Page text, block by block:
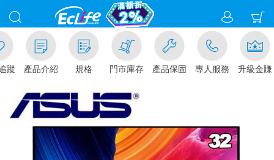
蹤 產品介紹 規格 門市庫存 產品保固 專人服務 升級金賺